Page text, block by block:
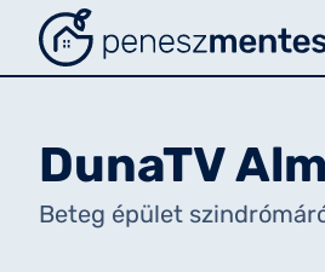
Penészmentesítés
DunaTV
Beteg épület